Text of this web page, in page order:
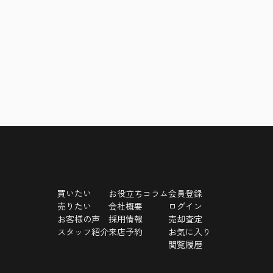
買いたい
売りたい
お客様の声
スタッフ紹介
お役立ちコラム
会社概要
採用情報
来店予約
会員登録
ログイン
売却査定
お気に入り
閲覧履歴